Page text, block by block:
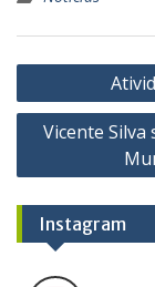
Navegação
de
artigos
Vicente
Instagram